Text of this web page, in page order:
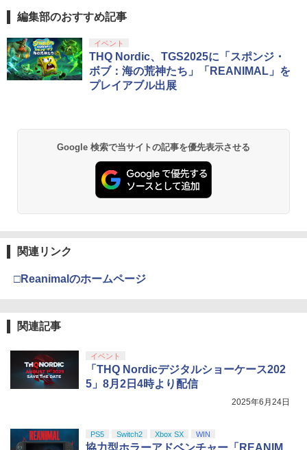
編集部のおすすめ記事
イベント
THQ Nordic、TGS2025に「スポンジ・
ボブ：海の荒神たち」「REANIMAL」を
プレイアブル出展
Google 検索で当サイトの記事を優先表示させる
関連リンク
□Reanimalのホームページ
関連記事
イベント
「THQ Nordicデジタルショーケース202
5」8月2日4時より配信
2025年6月24日
PS5 Switch2 Xbox SX WIN
協力型ホラーアドベンチャー「REANIM